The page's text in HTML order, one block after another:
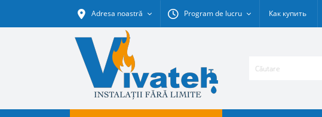
Adresa noastră Program de lucru Как купить